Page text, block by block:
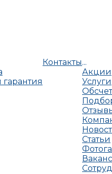
Контакты...
Акции
Услуги
Статьи